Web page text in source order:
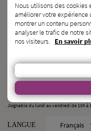
PARLEZ-LEUR DE NOUS !
CONTACT
MilleMercisMariage - Société M
21, Rue Mercière - 69002
0 806 110 405(Service gratuit hors
Joignable du lundi au vendredi de 10h à
LANGUE Français
Nous utilisons des
améliorer votre expérience
montrer un contenu
analyser le trafic de notre
nos visiteurs. En savoir